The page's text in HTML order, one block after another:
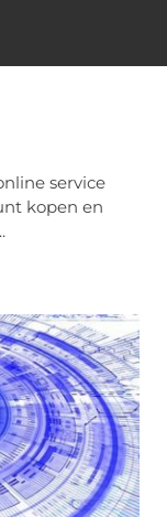
service
kopen en